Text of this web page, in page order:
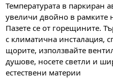
Температурата в паркиран
увеличи двойно в рамките
Пазете се от горещините.
с климатична инсталация,
щорите, използвайте
душове, носете светли и
естествени материи